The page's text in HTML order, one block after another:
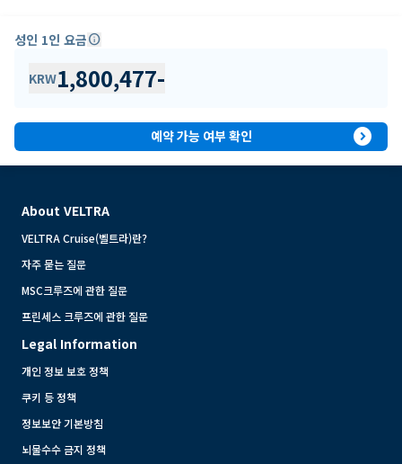
성인 1인 요금info
KRW1,800,477-
예약 가능 여부 확인 expand_circle_right
About VELTRA
VELTRA Cruise(벨트라)란?
자주 묻는 질문
MSC크루즈에 관한 질문
프린세스 크루즈에 관한 질문
Legal Information
개인 정보 보호 정책
쿠키 등 정책
정보보안 기본방침
뇌물수수 금지 정책